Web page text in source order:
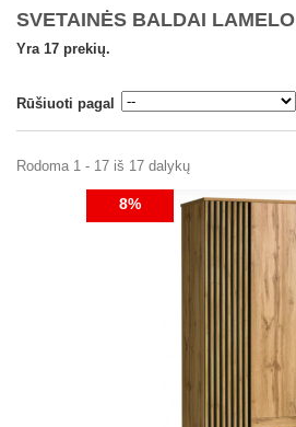
SVETAINĖS BALDAI LAMELO
Yra 17 prekių.
Rūšiuoti pagal
Rodoma 1 - 17 iš 17 dalykų
8%